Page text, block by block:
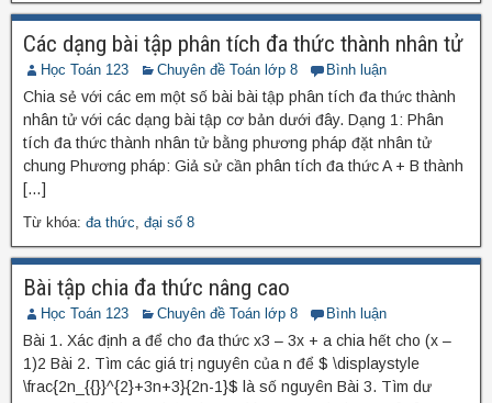
Các dạng bài tập phân tích đa thức thành nhân tử
Học Toán 123 Chuyên đề Toán lớp 8 Bình luận
Chia sẻ với các em một số bài bài tập phân tích đa thức thành
nhân tử với các dạng bài tập cơ bản dưới đây. Dạng 1: Phân
tích đa thức thành nhân tử bằng phương pháp đặt nhân tử
chung Phương pháp: Giả sử cần phân tích đa thức A + B thành
[…]
Từ khóa: đa thức, đại số 8
Bài tập chia đa thức nâng cao
Học Toán 123 Chuyên đề Toán lớp 8 Bình luận
Bài 1. Xác định a để cho đa thức x3 – 3x + a chia hết cho (x –
1)2 Bài 2. Tìm các giá trị nguyên của n để $ \displaystyle
\frac{2n_{{}}^{2}+3n+3}{2n-1}$ là số nguyên Bài 3. Tìm dư